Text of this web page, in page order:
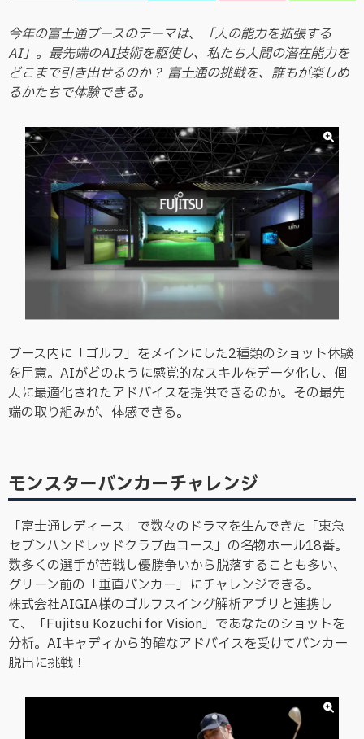
今年の富士通ブースのテーマは、「人の能力を拡張する
AI」。最先端のAI技術を駆使し、私たち人間の潜在能力を
どこまで引き出せるのか？ 富士通の挑戦を、誰もが楽しめ
るかたちで体験できる。
ブース内に「ゴルフ」をメインにした2種類のショット体験
を用意。AIがどのように感覚的なスキルをデータ化し、個
人に最適化されたアドバイスを提供できるのか。その最先
端の取り組みが、体感できる。
モンスターバンカーチャレンジ
「富士通レディース」で数々のドラマを生んできた「東急
セブンハンドレッドクラブ西コース」の名物ホール18番。
数多くの選手が苦戦し優勝争いから脱落することも多い、
グリーン前の「垂直バンカー」にチャレンジできる。
株式会社AIGIA様のゴルフスイング解析アプリと連携し
て、「Fujitsu Kozuchi for Vision」であなたのショットを
分析。AIキャディから的確なアドバイスを受けてバンカー
脱出に挑戦！